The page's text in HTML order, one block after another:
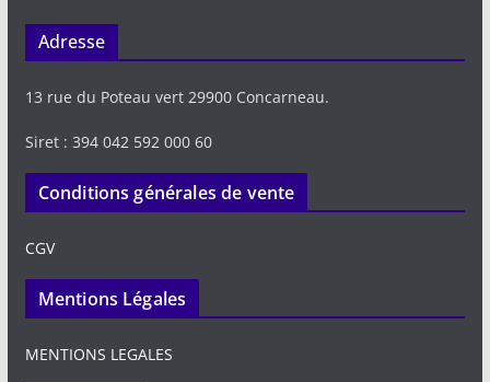
Adresse
13 rue du Poteau vert 29900 Concarneau.
Siret : 394 042 592 000 60
Conditions générales de vente
CGV
Mentions Légales
MENTIONS LEGALES